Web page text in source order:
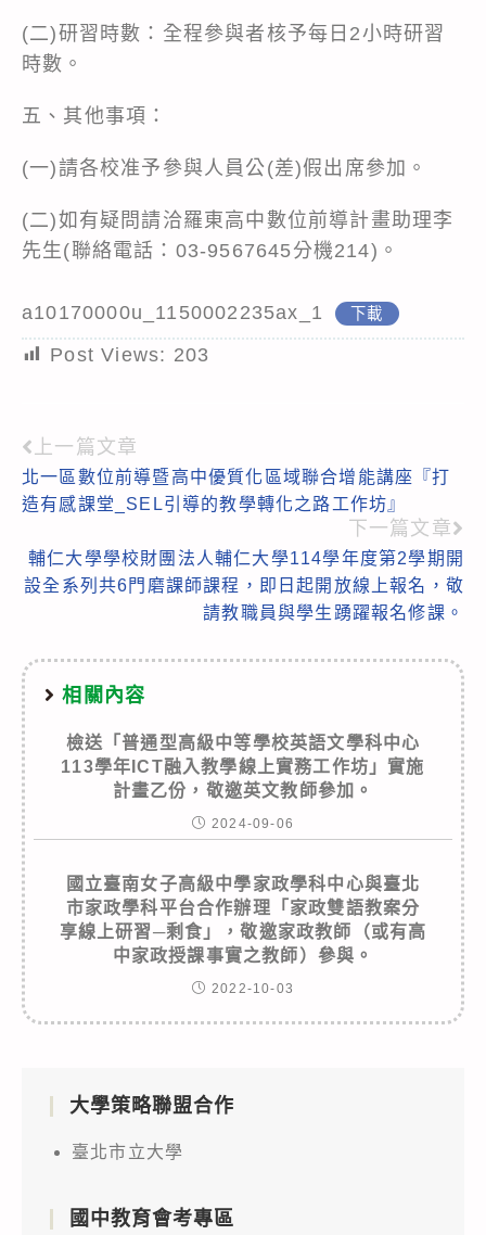
(二)研習時數：全程參與者核予每日2小時研習
時數。
五、其他事項：
(一)請各校准予參與人員公(差)假出席參加。
(二)如有疑問請洽羅東高中數位前導計畫助理李
先生(聯絡電話：03-9567645分機214)。
a10170000u_1150002235ax_1 下載
Post Views: 203
Read
more
上一篇文章
北一區數位前導暨高中優質化區域聯合增能講座『打
造有感課堂_SEL引導的教學轉化之路工作坊』
下一篇文章
輔仁大學學校財團法人輔仁大學114學年度第2學期開
設全系列共6門磨課師課程，即日起開放線上報名，敬
請教職員與學生踴躍報名修課。
相關內容
檢送「普通型高級中等學校英語文學科中心
113學年ICT融入教學線上實務工作坊」實施
計畫乙份，敬邀英文教師參加。
2024-09-06
國立臺南女子高級中學家政學科中心與臺北
市家政學科平台合作辦理「家政雙語教案分
享線上研習─剩食」，敬邀家政教師（或有高
中家政授課事實之教師）參與。
2022-10-03
大學策略聯盟合作
臺北市立大學
國中教育會考專區